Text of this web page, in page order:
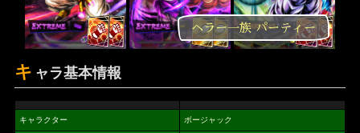
ヘラー一族 パーティー
キ ャラ基本情報
キャラクター ボージャック